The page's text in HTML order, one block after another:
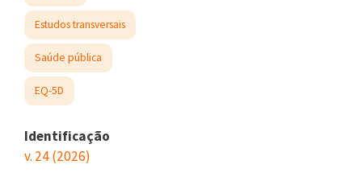
Estudos transversais
Saúde pública
EQ-5D
Identificação
v. 24 (2026)